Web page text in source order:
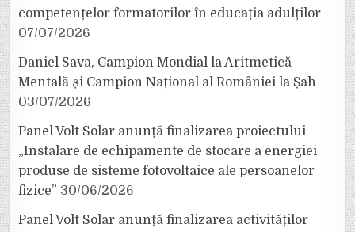
competențelor formatorilor în educația adulților
07/07/2026
Daniel Sava, Campion Mondial la Aritmetică
Mentală și Campion Național al României la Șah
03/07/2026
Panel Volt Solar anunță finalizarea proiectului
„Instalare de echipamente de stocare a energiei
produse de sisteme fotovoltaice ale persoanelor
fizice” 30/06/2026
Panel Volt Solar anunță finalizarea activităților